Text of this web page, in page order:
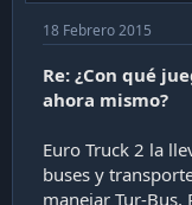
18 Febrero 2015
Re: ¿Con qué
ahora mismo?
Euro Truck 2 la
buses y
manejar Tur-Bus,